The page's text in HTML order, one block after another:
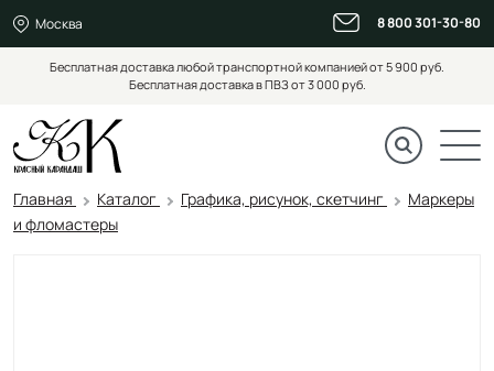
Москва 8 800 301-30-80
Бесплатная доставка любой транспортной компанией от 5 900 руб.
Бесплатная доставка в ПВЗ от 3 000 руб.
Главная Каталог Графика, рисунок, скетчинг
Маркеры
и фломастеры